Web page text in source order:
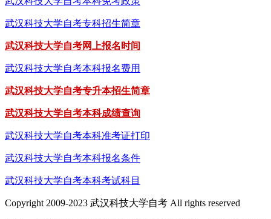
武汉科技大学自考专科招生简章
武汉科技大学自考网上报名时间
武汉科技大学自考本科报名费用
武汉科技大学自考专升本招生简章
武汉科技大学自考本科成绩查询
武汉科技大学自考本科准考证打印
武汉科技大学自考本科报名条件
武汉科技大学自考本科考试科目
Copyright 2009-2023 武汉科技大学自考 All rights reserved